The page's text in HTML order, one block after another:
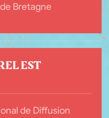
Bretagne
EST
de Diffusion